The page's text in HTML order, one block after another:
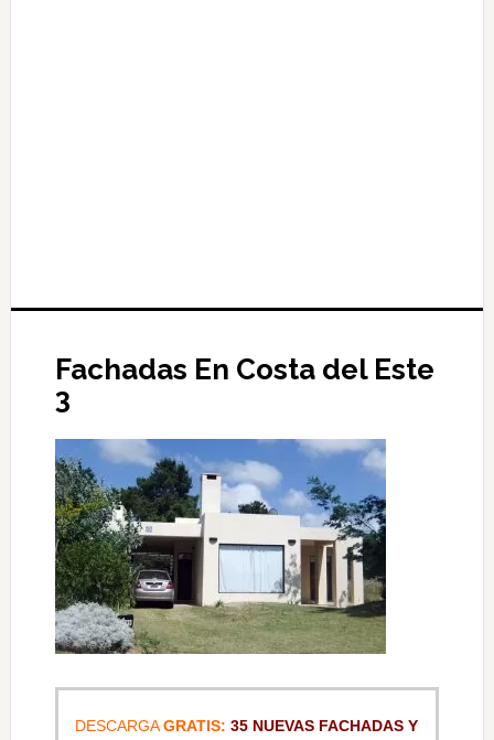
Fachadas En Costa del Este
3
DESCARGAGRATIS: 35 NUEVAS FACHADAS Y